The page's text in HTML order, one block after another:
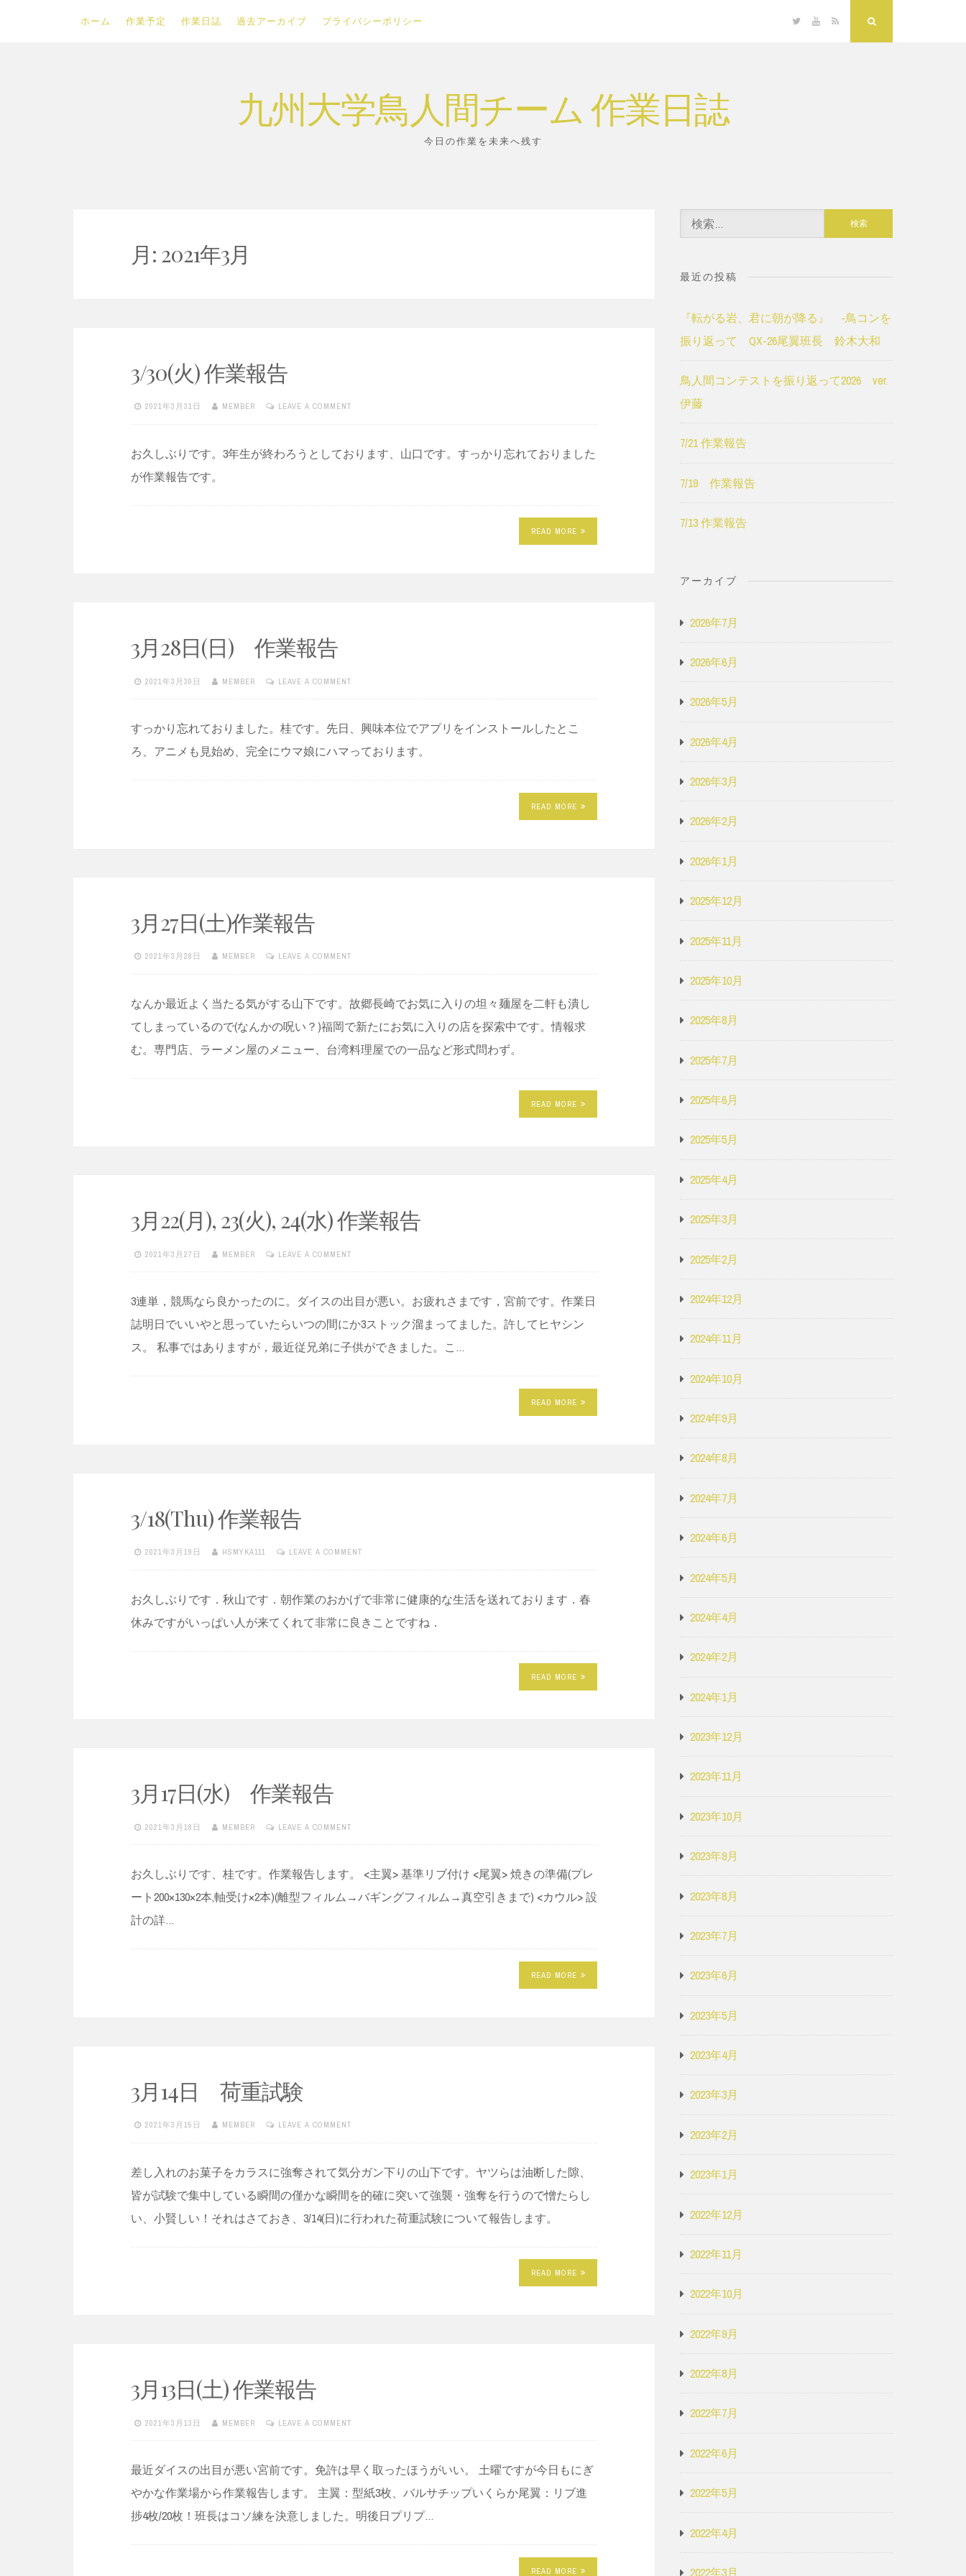
ホーム 作業予定 作業日誌 過去アーカイブ プライバシーポリシー TwitterYouTube
RSS
九州大学鳥人間チーム 作業日誌
今日の作業を未来へ残す
月: 2021年3月
3/30(火) 作業報告
2021年3月31日 MEMBER LEAVE A COMMENT
お久しぶりです。3年生が終わろうとしております、山口です。すっかり忘れておりました
が作業報告です。
READ MORE
3月28日(日) 作業報告
2021年3月30日 MEMBER LEAVE A COMMENT
すっかり忘れておりました。桂です。先日、興味本位でアプリをインストールしたとこ
ろ、アニメも見始め、完全にウマ娘にハマっております。
READ MORE
3月27日(土)作業報告
2021年3月28日 MEMBER LEAVE A COMMENT
なんか最近よく当たる気がする山下です。故郷長崎でお気に入りの坦々麺屋を二軒も潰し
てしまっているので(なんかの呪い？)福岡で新たにお気に入りの店を探索中です。情報求
む。専門店、ラーメン屋のメニュー、台湾料理屋での一品など形式問わず。
READ MORE
3月22(月), 23(火), 24(水) 作業報告
2021年3月27日 MEMBER LEAVE A COMMENT
3連単，競馬なら良かったのに。ダイスの出目が悪い。お疲れさまです，宮前です。作業日
誌明日でいいやと思っていたらいつの間にか3ストック溜まってました。許してヒヤシン
ス。 私事ではありますが，最近従兄弟に子供ができました。こ…
READ MORE
3/18(Thu) 作業報告
2021年3月19日 HSMYKA111 LEAVE A COMMENT
お久しぶりです．秋山です．朝作業のおかげで非常に健康的な生活を送れております．春
休みですがいっぱい人が来てくれて非常に良きことですね．
READ MORE
3月17日(水) 作業報告
2021年3月18日 MEMBER LEAVE A COMMENT
お久しぶりです、桂です。作業報告します。 <主翼> 基準リブ付け <尾翼> 焼きの準備(プレ
ート200×130×2本,軸受け×2本)(離型フィルム→バギングフィルム→真空引きまで) <カウル> 設
計の詳…
READ MORE
3月14日 荷重試験
2021年3月15日 MEMBER LEAVE A COMMENT
差し入れのお菓子をカラスに強奪されて気分ガン下りの山下です。ヤツらは油断した隙、
皆が試験で集中している瞬間の僅かな瞬間を的確に突いて強襲・強奪を行うので憎たらし
い、小賢しい！それはさておき、3/14(日)に行われた荷重試験について報告します。
READ MORE
3月13日(土) 作業報告
2021年3月13日 MEMBER LEAVE A COMMENT
最近ダイスの出目が悪い宮前です。免許は早く取ったほうがいい。 土曜ですが今日もにぎ
やかな作業場から作業報告します。 主翼：型紙3枚、バルサチップいくらか尾翼：リブ進
捗4枚/20枚！班長はコソ練を決意しました。明後日プリプ…
READ MORE
索:
最近の投稿
『転がる岩、君に朝が降る』 -鳥コンを
振り返って QX-26尾翼班長 鈴木大和
鳥人間コンテストを振り返って2026 ver.
伊藤
7/21 作業報告
7/19 作業報告
7/13 作業報告
アーカイブ
2026年7月
2026年6月
2026年5月
2026年4月
2026年3月
2026年2月
2026年1月
2025年12月
2025年11月
2025年10月
2025年8月
2025年7月
2025年6月
2025年5月
2025年4月
2025年3月
2025年2月
2024年12月
2024年11月
2024年10月
2024年9月
2024年8月
2024年7月
2024年6月
2024年5月
2024年4月
2024年2月
2024年1月
2023年12月
2023年11月
2023年10月
2023年9月
2023年8月
2023年7月
2023年6月
2023年5月
2023年4月
2023年3月
2023年2月
2023年1月
2022年12月
2022年11月
2022年10月
2022年9月
2022年8月
2022年7月
2022年6月
2022年5月
2022年4月
2022年3月